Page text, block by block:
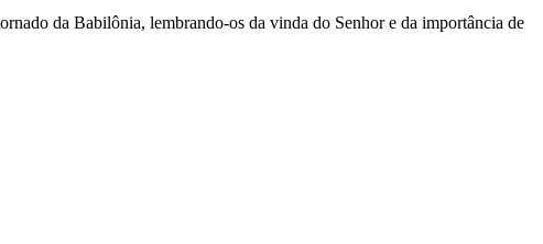
da Babilônia, lembrando-os da vinda do Senhor e da importância de